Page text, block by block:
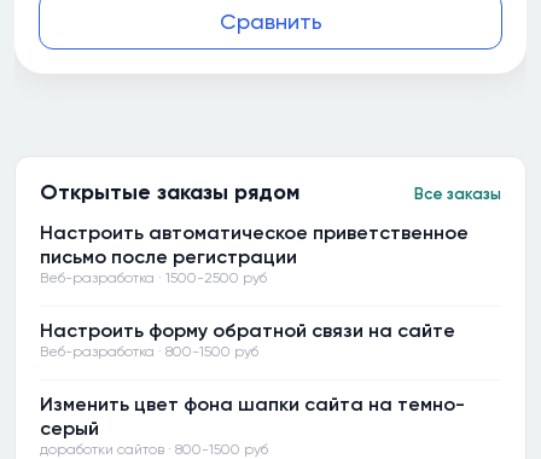
Сравнить
Открытые заказы рядом Все заказы
Настроить автоматическое приветственное
письмо после регистрации
Веб-разработка · 1500-2500 руб
Настроить форму обратной связи на сайте
Веб-разработка · 800-1500 руб
Изменить цвет фона шапки сайта на темно-
серый
доработки сайтов · 800-1500 руб